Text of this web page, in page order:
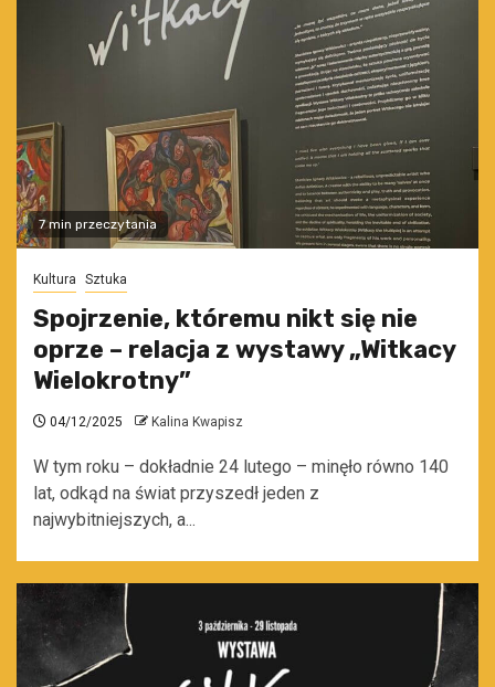
7 min przeczytania
Kultura Sztuka
Spojrzenie, któremu nikt się nie
oprze – relacja z wystawy „Witkacy
Wielokrotny”
04/12/2025 Kalina Kwapisz
W tym roku – dokładnie 24 lutego – minęło równo 140
lat, odkąd na świat przyszedł jeden z
najwybitniejszych, a...